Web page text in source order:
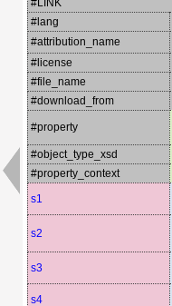
#LINK
#lang
#attribution_name
#license
#file_name
#download_from
#property
#object_type_xsd
#property_context
s1
s2
s3
s4